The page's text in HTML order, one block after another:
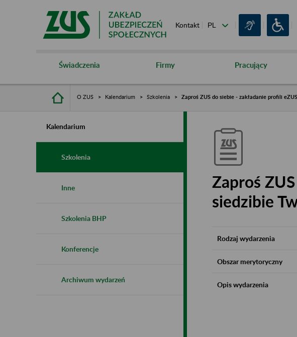
Kontakt
Świadczenia Firmy Pracujący
O ZUS Kalendarium Szkolenia Zaproś ZUS do siebie - zakładanie profili
Kalendarium
Szkolenia
Inne
Szkolenia BHP
Konferencje
Archiwum wydarzeń
Zaproś
siedzibie
Rodzaj wydarzenia
Obszar merytoryczny
Opis wydarzenia